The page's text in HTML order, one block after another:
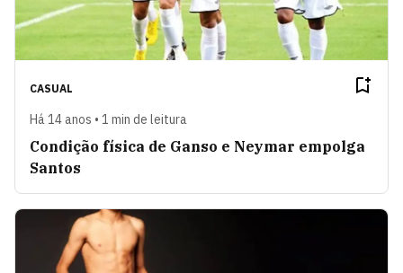
CASUAL
Há 14 anos • 1 min de leitura
Condição física de Ganso e Neymar empolga
Santos